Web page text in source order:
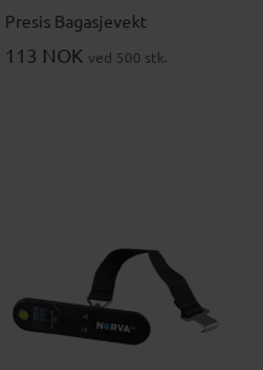
Presis Bagasjevekt
113 NOK ved 500 stk.